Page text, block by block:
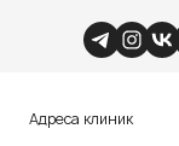
Адреса клиник